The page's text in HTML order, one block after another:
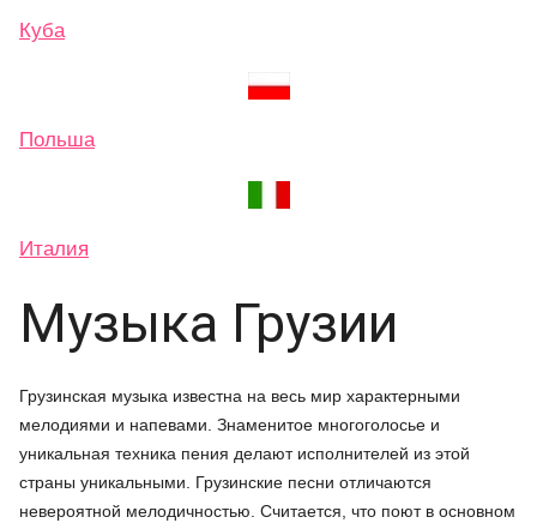
Куба
Польша
Италия
Музыка Грузии
Грузинская музыка известна на весь мир характерными
мелодиями и напевами. Знаменитое многоголосье и
уникальная техника пения делают исполнителей из этой
страны уникальными. Грузинские песни отличаются
невероятной мелодичностью. Считается, что поют в основном